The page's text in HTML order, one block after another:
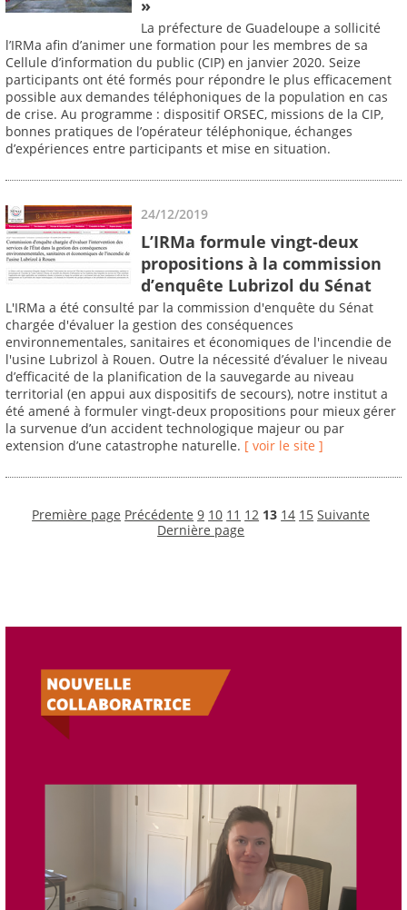
»
La préfecture de Guadeloupe a sollicité
l’IRMa afin d’animer une formation pour les membres de sa
Cellule d’information du public (CIP) en janvier 2020. Seize
participants ont été formés pour répondre le plus efficacement
possible aux demandes téléphoniques de la population en cas
de crise. Au programme : dispositif ORSEC, missions de la CIP,
bonnes pratiques de l’opérateur téléphonique, échanges
d’expériences entre participants et mise en situation.
24/12/2019
L’IRMa formule vingt-deux
propositions à la commission
d’enquête Lubrizol du Sénat
L'IRMa a été consulté par la commission d'enquête du Sénat
chargée d'évaluer la gestion des conséquences
environnementales, sanitaires et économiques de l'incendie de
l'usine Lubrizol à Rouen. Outre la nécessité d’évaluer le niveau
d’efficacité de la planification de la sauvegarde au niveau
territorial (en appui aux dispositifs de secours), notre institut a
été amené à formuler vingt-deux propositions pour mieux gérer
la survenue d’un accident technologique majeur ou par
extension d’une catastrophe naturelle. [ voir le site ]
Première page Précédente 9 10 11 12 13 14 15 Suivante
Dernière page